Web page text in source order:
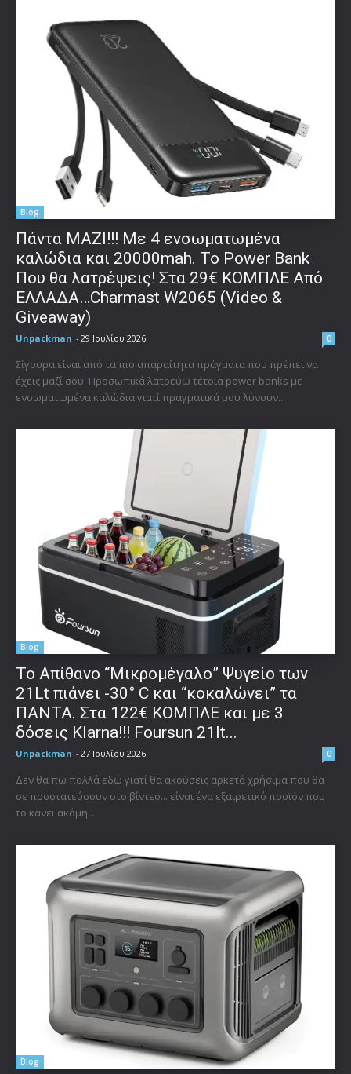
Blog
Πάντα ΜΑΖΙ!!! Με 4 ενσωματωμένα
καλώδια και 20000mah. Το Power Bank
Που θα λατρέψεις! Στα 29€ ΚΟΜΠΛΕ Από
ΕΛΛΑΔΑ…Charmast W2065 (Video &
Giveaway)
Unpackman - 29 Ιουλίου 2026 0
Σίγουρα είναι από τα πιο απαραίτητα πράγματα που πρέπει να
έχεις μαζί σου. Προσωπικά λατρεύω τέτοια power banks με
ενσωματωμένα καλώδια γιατί πραγματικά μου λύνουν...
Blog
Το Απίθανο “Μικρομέγαλο” Ψυγείο των
21Lt πιάνει -30° C και “κοκαλώνει” τα
ΠΑΝΤΑ. Στα 122€ ΚΟΜΠΛΕ και με 3
δόσεις Klarna!!! Foursun 21lt...
Unpackman - 27 Ιουλίου 2026 0
Δεν θα πω πολλά εδώ γιατί θα ακούσεις αρκετά χρήσιμα που θα
σε προστατεύσουν στο βίντεο... είναι ένα εξαιρετικό προϊόν που
το κάνει ακόμη...
Blog